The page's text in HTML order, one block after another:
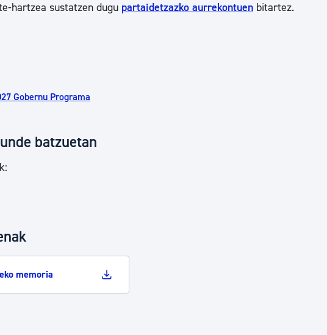
hartzea sustatzen dugu partaidetzazko aurrekontuen bitartez.
Gobernu Programa
batzuetan
memoria